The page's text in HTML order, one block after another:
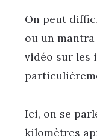
On peut
ou un
vidéo sur les
Ici, on se
kilomètres